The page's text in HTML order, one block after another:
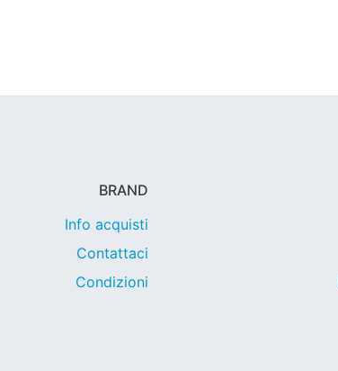
BRAND
Info acquisti
Contattaci
Condizioni